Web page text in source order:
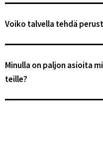
Voiko talvella tehdä
Minulla on paljon asioita
teille?